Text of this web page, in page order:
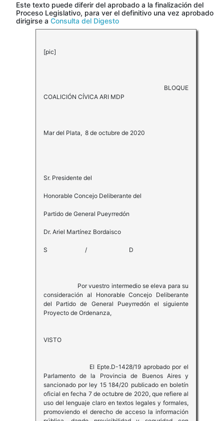
Este texto puede diferir del aprobado a la finalización del
Proceso Legislativo, para ver el definitivo una vez aprobado
dirigirse a Consulta del Digesto
[pic]
BLOQUE
COALICIÓN CÍVICA ARI MDP
Mar del Plata, 8 de octubre de 2020
Sr. Presidente del
Honorable Concejo Deliberante del
Partido de General Pueyrredón
Dr. Ariel Martínez Bordaisco
S / D
Por vuestro intermedio se eleva para su
consideración al Honorable Concejo Deliberante
del Partido de General Pueyrredón el siguiente
Proyecto de Ordenanza,
VISTO
El Epte.D-1428/19 aprobado por el
Parlamento de la Provincia de Buenos Aires y
sancionado por ley 15 184/20 publicado en boletín
oficial en fecha 7 de octubre de 2020, que refiere al
uso del lenguaje claro en textos legales y formales,
promoviendo el derecho de acceso la información